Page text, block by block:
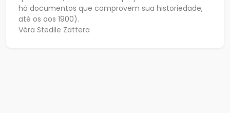
há documentos que comprovem sua historiedade,
até os aos 1900).
Véra Stedile Zattera